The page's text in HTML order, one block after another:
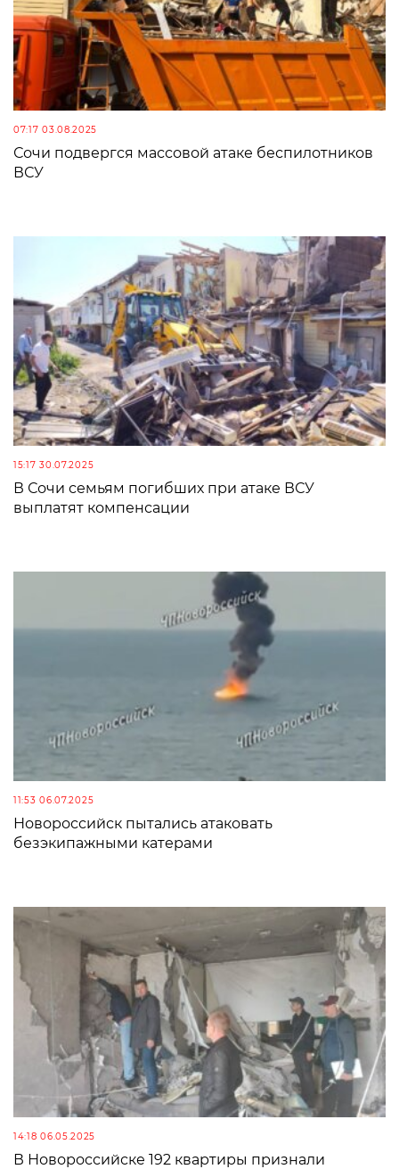
07:17 03.08.2025
Сочи подвергся массовой атаке беспилотников
ВСУ
15:17 30.07.2025
В Сочи семьям погибших при атаке ВСУ
выплатят компенсации
11:53 06.07.2025
Новороссийск пытались атаковать
безэкипажными катерами
14:18 06.05.2025
В Новороссийске 192 квартиры признали